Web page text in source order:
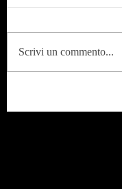
Scrivi un commento...